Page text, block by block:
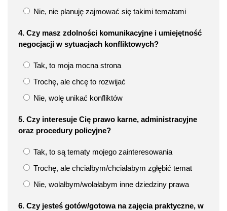
Nie, nie planuję zajmować się takimi tematami
4. Czy masz zdolności komunikacyjne i umiejętność
negocjacji w sytuacjach konfliktowych?
Tak, to moja mocna strona
Trochę, ale chcę to rozwijać
Nie, wolę unikać konfliktów
5. Czy interesuje Cię prawo karne, administracyjne
oraz procedury policyjne?
Tak, to są tematy mojego zainteresowania
Trochę, ale chciałbym/chciałabym zgłębić temat
Nie, wolałbym/wolałabym inne dziedziny prawa
6. Czy jesteś gotów/gotowa na zajęcia praktyczne, w